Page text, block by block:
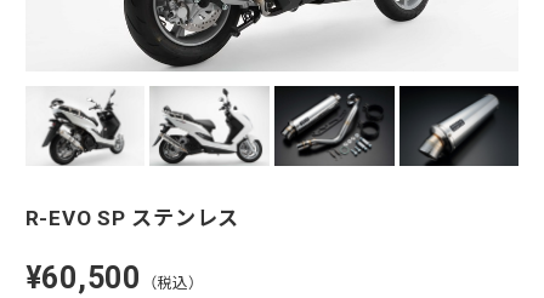
R-EVO SP ステンレス
¥60,500 （税込）